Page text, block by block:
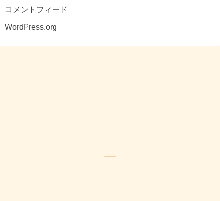
コメントフィード
WordPress.org